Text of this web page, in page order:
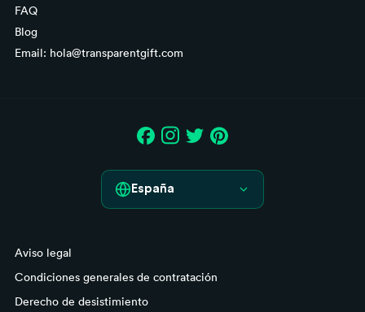
FAQ
Blog
Email: hola@transparentgift.com
España
Italia
Aviso legal
Condiciones generales de contratación
Derecho de desistimiento